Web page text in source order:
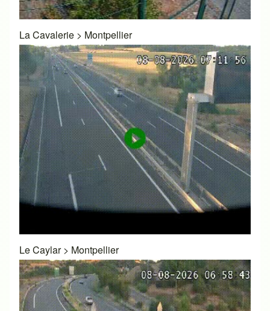
La Cavalerie > Montpellier
Le Caylar> Montpellier